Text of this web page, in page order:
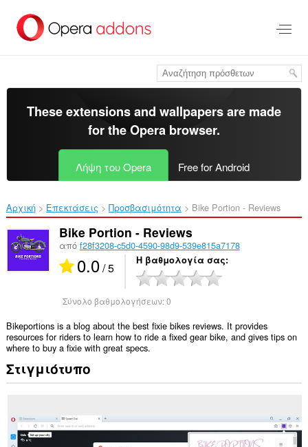
στο
κύριο
These extensions and wallpapers are made
for theOpera browser.
Λήψη του Opera Free for Android
Αρχική Επεκτάσεις Προσβασιμότητα Bike Portion - Reviews‎
Bike Portion - Reviews
από f28f3208-c5d0-4590-98d9-539e815a7178
0.0/ 5 Η βαθμολογία σας
Σύνολο βαθμολογήσεων:0
Bikeportions is a blog about the best fixie bikes reviews. It provides
resources for riders to learn how to ride a fixed gear bike, and gives tips on
where to buy a fixie with great specs.
Στιγμιότυπο